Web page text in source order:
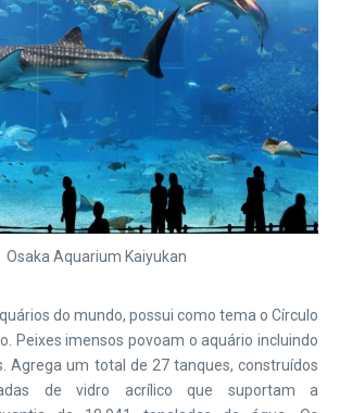
Osaka Aquarium Kaiyukan
do mundo, possui como tema o Círculo
Peixes imensos povoam o aquário incluindo
Agrega um total de 27 tanques, construídos
de vidro acrílico que suportam a